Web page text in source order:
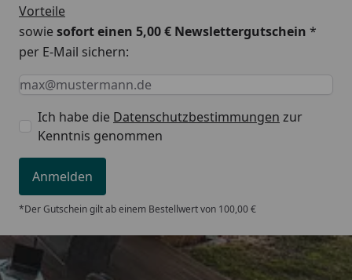
Vorteile
sowiesofort einen 5,00 € Newslettergutschein *
per E-Mail sichern:
Keine Eingabe erforderlich
Eingabe erforderlich
E-Mail *
Ich habe die Datenschutzbestimmungen zur
Kenntnis genommen
Anmelden
*Der Gutschein gilt ab einem Bestellwert von 100,00 €